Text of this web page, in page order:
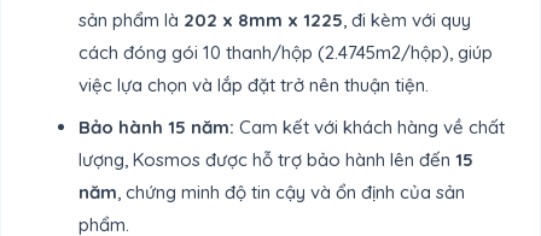
sản phẩm là 202 x 8mm x 1225 , đi kèm với quy
cách đóng gói 10 thanh/hộp (2.4745m2/hộp), giúp
việc lựa chọn và lắp đặt trở nên thuận tiện.
Bảo hành 15 năm: Cam kết với khách hàng về chất
lượng, Kosmos được hỗ trợ bảo hành lên đến 15
năm , chứng minh độ tin cậy và ổn định của sản
phẩm.